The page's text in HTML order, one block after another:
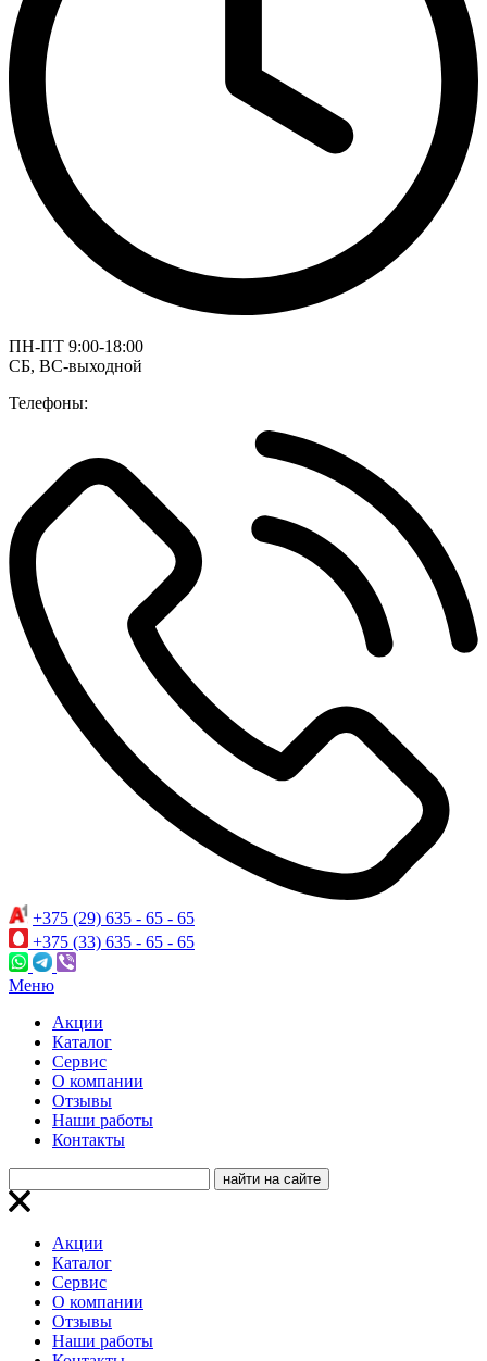
ПН-ПТ 9:00-18:00
СБ, ВС-выходной
Телефоны:
+375 (29) 635 - 65 - 65
+375 (33) 635 - 65 - 65
Меню
Акции
Каталог
Сервис
О компании
Отзывы
Наши работы
Контакты
Акции
Каталог
Сервис
О компании
Отзывы
Наши работы